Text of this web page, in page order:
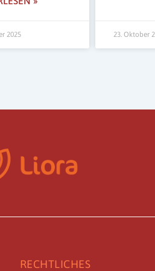
2025 23. Oktober
RECHTLICHES